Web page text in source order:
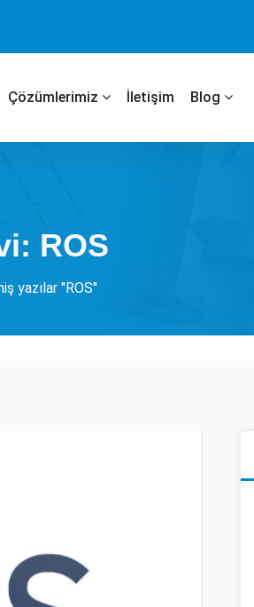
Çözümlerimiz İletişim Blog
ROS
yazılar "ROS"